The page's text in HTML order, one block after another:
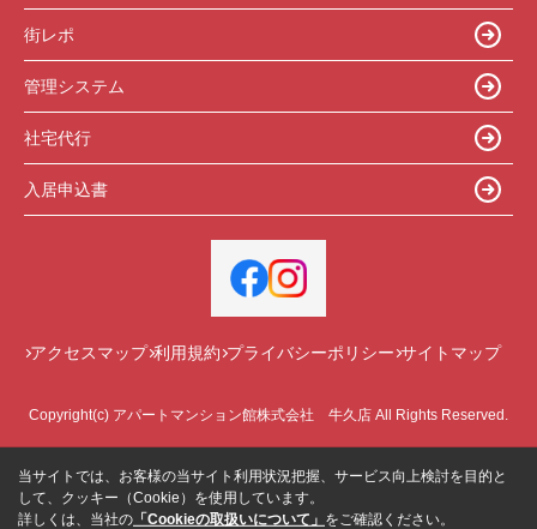
街レポ
管理システム
社宅代行
入居申込書
アクセスマップ 利用規約 プライバシーポリシー サイトマップ
Copyright(c) アパートマンション館株式会社 牛久店 All Rights Reserved.
当サイトでは、お客様の当サイト利用状況把握、サービス向上検討を目的と
して、クッキー（Cookie）を使用しています。
詳しくは、当社の 「Cookieの取扱いについて」 をご確認ください。